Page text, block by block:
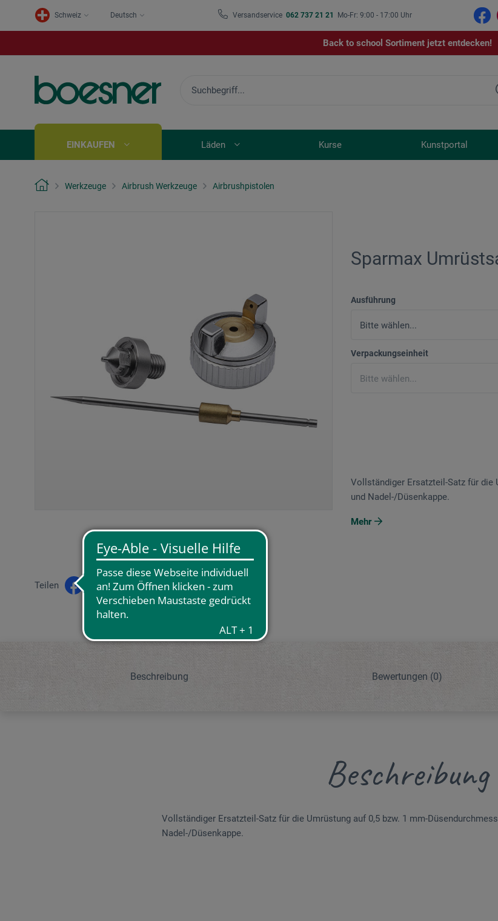
Schweiz Deutsch Versandservice 062 737 21 21 Mo-Fr: 9:00 - 17:00 Uhr
Back to school Sortiment jetzt entdecken!
EINKAUFEN Läden Kurse Kunstportal
Werkzeuge Airbrush Werkzeuge Airbrushpistolen
Sparmax
Ausführung
Verpackungseinheit
Teilen
Vollständiger Ersatzteil-Satz für die
und Nadel-/Düsenkappe.
Mehr
Beschreibung Bewertungen (0)
Beschreibung
Vollständiger Ersatzteil-Satz für die Umrüstung auf 0,5 bzw. 1 mm-
Nadel-/Düsenkappe.